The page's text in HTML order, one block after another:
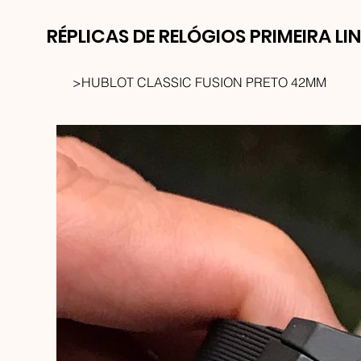
RÉPLICAS DE RELÓGIOS PRIMEIRA
>HUBLOT CLASSIC FUSION PRETO 42MM